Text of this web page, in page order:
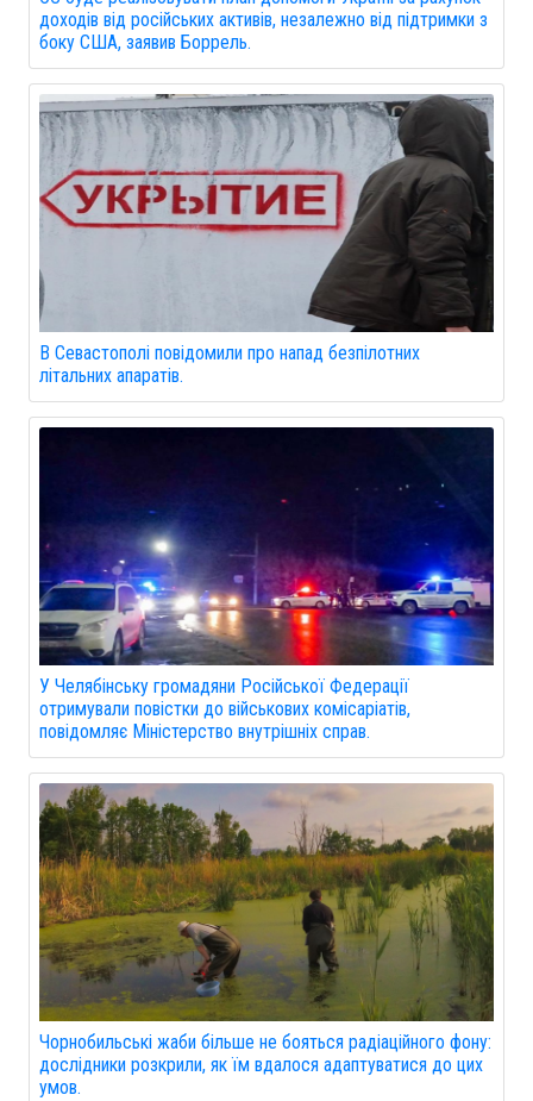
доходів від російських активів, незалежно від підтримки з
боку США, заявив Боррель.
В Севастополі повідомили про напад безпілотних
літальних апаратів.
У Челябінську громадяни Російської Федерації
отримували повістки до військових комісаріатів,
повідомляє Міністерство внутрішніх справ.
Чорнобильські жаби більше не бояться радіаційного фону:
дослідники розкрили, як їм вдалося адаптуватися до цих
умов.